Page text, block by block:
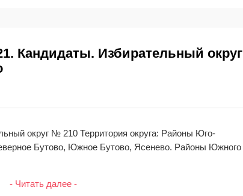
Избирательный округ
округ № 210 Территория округа: Районы Юго-
Бутово, Южное Бутово, Ясенево. Районы Южного
- Читать далее -